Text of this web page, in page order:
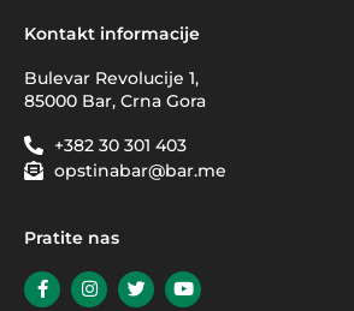
Kontakt informacije
Bulevar Revolucije 1,
85000 Bar, Crna Gora
+382 30 301 403
opstinabar@bar.me
Pratite nas